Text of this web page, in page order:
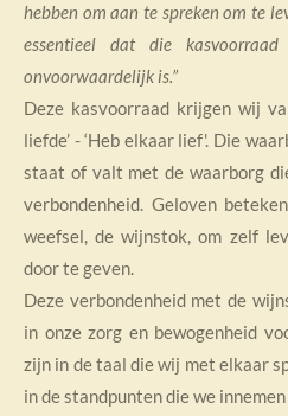
hebben om aan te spreken om te
essentieel dat die
onvoorwaardelijk is.”
Deze kasvoorraad krijgen wij
liefde’ - ‘Heb elkaar lief'. Die
staat of valt met de waarborg
verbondenheid. Geloven
weefsel, de wijnstok, om zelf
door te geven.
Deze verbondenheid met de
in onze zorg en bewogenheid
zijn in de taal die wij met elkaar
in de standpunten die we